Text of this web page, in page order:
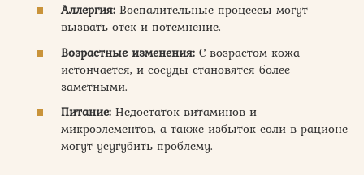
Аллергия: Воспалительные процессы могут
вызвать отек и потемнение.
Возрастные изменения: С возрастом кожа
истончается, и сосуды становятся более
заметными.
Питание: Недостаток витаминов и
микроэлементов, а также избыток соли в рационе
могут усугубить проблему.